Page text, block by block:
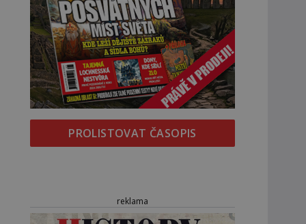
PROLISTOVAT ČASOPIS
reklama